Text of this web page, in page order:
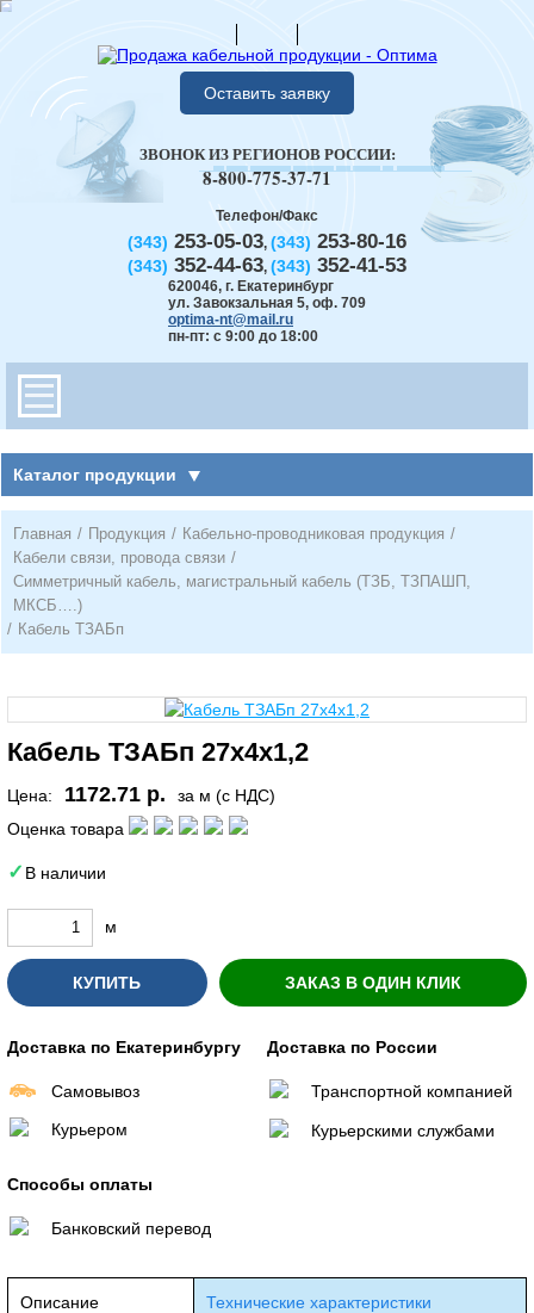
Оставить заявку
Телефон/Факс
(343) 253-05-03, (343) 253-80-16
(343) 352-44-63, (343) 352-41-53
620046, г. Екатеринбург
ул. Завокзальная 5, оф. 709
optima-nt@mail.ru
пн-пт: с 9:00 до 18:00
ЗВОНОК ИЗ РЕГИОНОВ РОССИИ:
8-800-775-37-71
Каталог продукции
Главная / Продукция / Кабельно-проводниковая продукция /
Кабели связи, провода связи /
Симметричный кабель, магистральный кабель (ТЗБ, ТЗПАШП,
МКСБ….)
/ Кабель ТЗАБп
Кабель ТЗАБп 27х4х1,2
Цена: 1172.71 р.
за м (с НДС)
Оценка товара
В наличии
м
КУПИТЬ ЗАКАЗ В ОДИН КЛИК
Доставка по Екатеринбургу
Самовывоз
Курьером
Доставка по России
Транспортной компанией
Курьерскими службами
Способы оплаты
Банковский перевод
Описание Технические характеристики